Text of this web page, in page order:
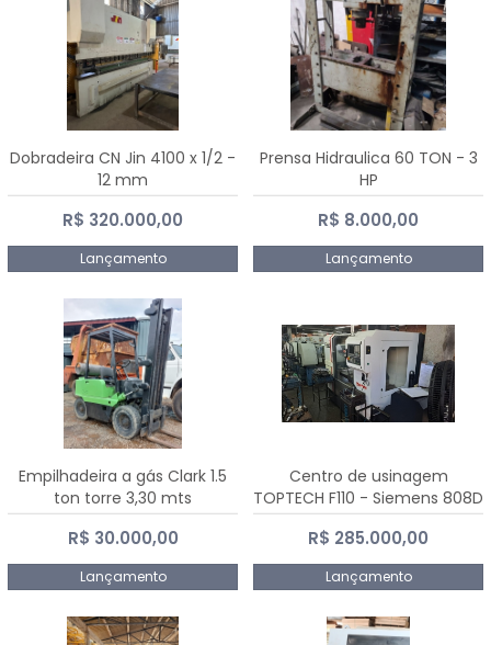
Dobradeira CN Jin 4100 x 1/2 -
12 mm
R$ 320.000,00
Lançamento
Prensa Hidraulica 60 TON - 3
HP
R$ 8.000,00
Lançamento
Empilhadeira a gás Clark 1.5
ton torre 3,30 mts
R$ 30.000,00
Lançamento
Centro de usinagem
TOPTECH F110 - Siemens 808D
Advanced
R$ 285.000,00
Lançamento